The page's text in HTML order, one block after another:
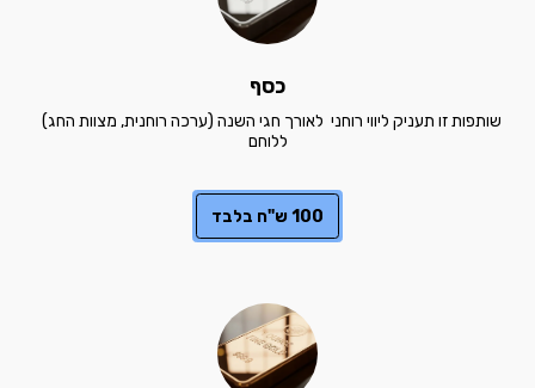
כסף
ללוחם
100 ש"ח בלבד